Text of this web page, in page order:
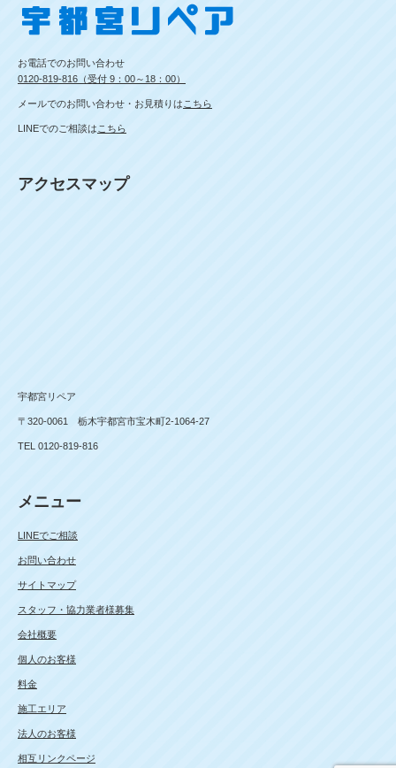
お電話でのお問い合わせ
0120-819-816（受付 9：00～18：00）
メールでのお問い合わせ・お見積りは こちら
LINEでのご相談は こちら
アクセスマップ
宇都宮リペア
〒320-0061 栃木宇都宮市宝木町2-1064-27
TEL 0120-819-816
メニュー
LINEでご相談
お問い合わせ
サイトマップ
スタッフ・協力業者様募集
会社概要
個人のお客様
料金
施工エリア
法人のお客様
相互リンクページ